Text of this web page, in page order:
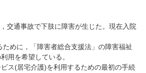
交通事故で下肢に障害が生じた。現在入院
ために，「障害者総合支援法」の障害福祉
用を希望している。
ス(居宅介護)を利用するための最初の手続